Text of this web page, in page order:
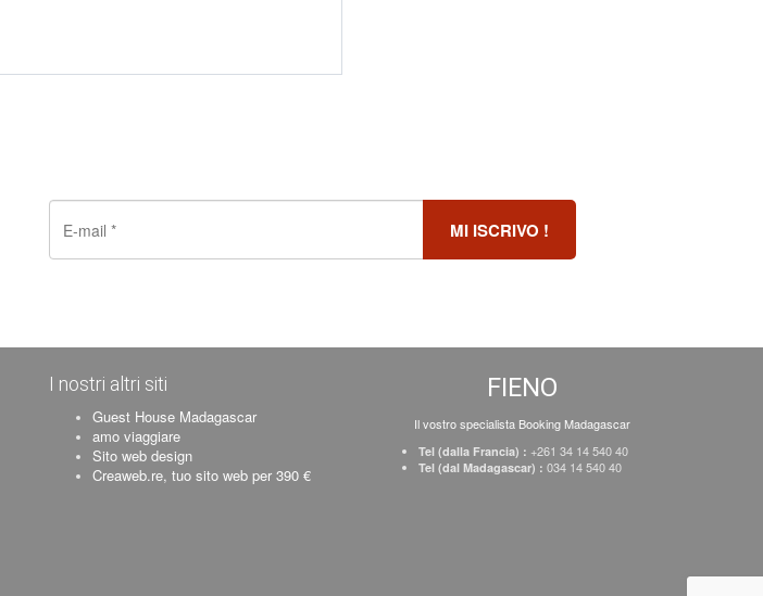
I nostri altri siti
Guest House Madagascar
amo viaggiare
Sito web design
Creaweb.re, tuo sito web per 390 €
FIENO
Il vostro specialista Booking Madagascar
Tel (dalla Francia) : +261 34 14 540 40
Tel (dal Madagascar) : 034 14 540 40